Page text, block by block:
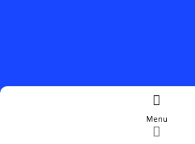
Menu